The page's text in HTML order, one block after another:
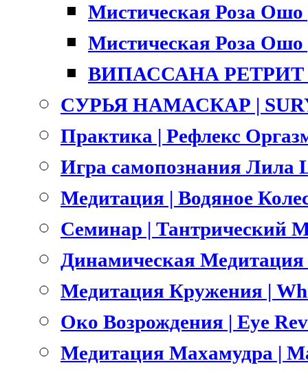
Мистическая Роза
Мистическая Роза Ошо
ВИПАССАНА РЕТРИТ |
СУРЬЯ НАМАСКАР |
Практика | Рефлекс
Игра самопознания Лила
Медитация | Водяное
Семинар | Тантрический
Динамическая
Медитация Кружения |
Око Возрождения | Eye
Медитация Махамудра |